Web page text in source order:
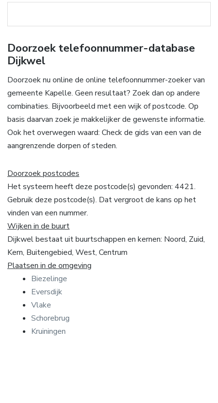
Doorzoek telefoonnummer-database
Dijkwel
Doorzoek nu online de online telefoonnummer-zoeker van
gemeente Kapelle. Geen resultaat? Zoek dan op andere
combinaties. Bijvoorbeeld met een wijk of postcode. Op
basis daarvan zoek je makkelijker de gewenste informatie.
Ook het overwegen waard: Check de gids van een van de
aangrenzende dorpen of steden.
Doorzoek postcodes
Het systeem heeft deze postcode(s) gevonden: 4421.
Gebruik deze postcode(s). Dat vergroot de kans op het
vinden van een nummer.
Wijken in de buurt
Dijkwel bestaat uit buurtschappen en kernen: Noord, Zuid,
Kern, Buitengebied, West, Centrum
Plaatsen in de omgeving
Biezelinge
Eversdijk
Vlake
Schorebrug
Kruiningen